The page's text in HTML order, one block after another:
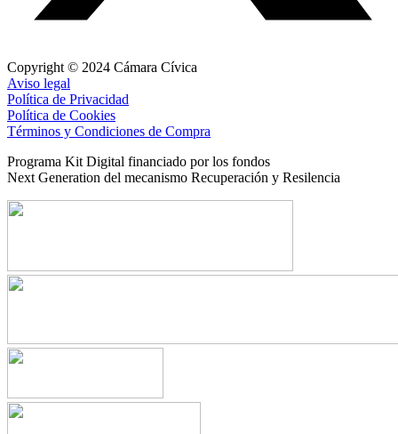
Copyright © 2024 Cámara Cívica
Aviso legal
Política de Privacidad
Política de Cookies
Términos y Condiciones de Compra
Programa Kit Digital financiado por los fondos
Next Generation del mecanismo Recuperación y Resilencia